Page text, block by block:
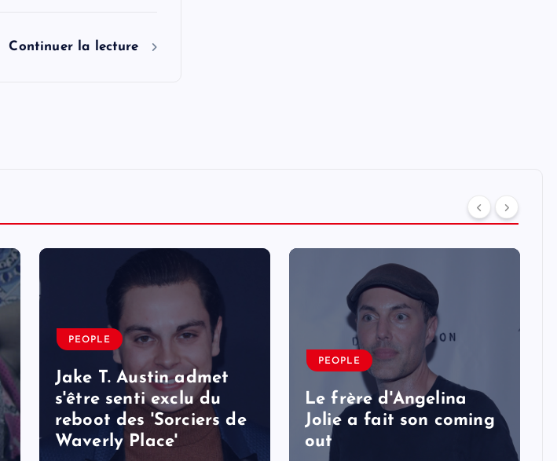
Continuer la lecture
PEOPLE
Jake T. Austin admet
s'être senti exclu du
reboot des 'Sorciers de
Waverly Place'
PEOPLE
Le frère d'Angelina
Jolie a fait son coming
out